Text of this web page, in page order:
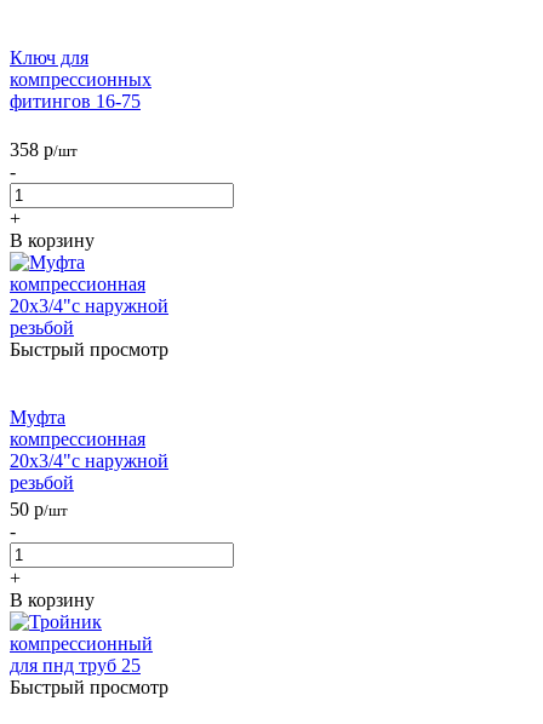
Ключ для
компрессионных
фитингов 16-75
358 р/шт
-
+
В корзину
Быстрый просмотр
Муфта
компрессионная
20х3/4"с наружной
резьбой
50 р/шт
-
+
В корзину
Быстрый просмотр